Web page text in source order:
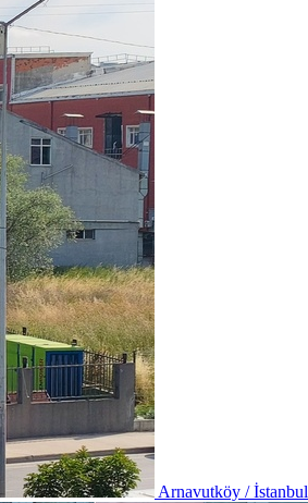
Arnavutköy / İstanbul